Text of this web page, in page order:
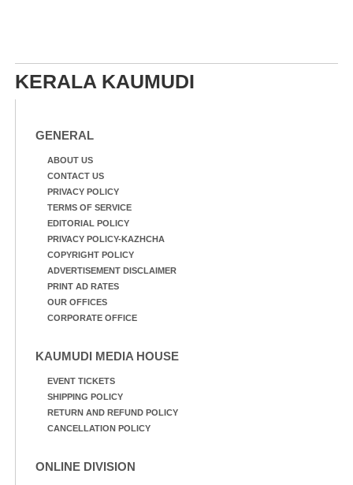
KERALA KAUMUDI
GENERAL
ABOUT US
CONTACT US
PRIVACY POLICY
TERMS OF SERVICE
EDITORIAL POLICY
PRIVACY POLICY-KAZHCHA
COPYRIGHT POLICY
ADVERTISEMENT DISCLAIMER
PRINT AD RATES
OUR OFFICES
CORPORATE OFFICE
KAUMUDI MEDIA HOUSE
EVENT TICKETS
SHIPPING POLICY
RETURN AND REFUND POLICY
CANCELLATION POLICY
ONLINE DIVISION